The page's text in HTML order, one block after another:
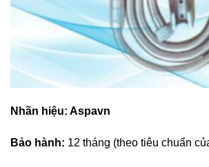
Nhãn hiệu: Aspavn
Bảo hành: 12 tháng (theo tiêu chuẩn